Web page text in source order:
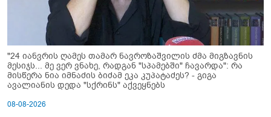
"24 იანვრის ღამეს თამარ ნავროზაშვილის ძმა მიგზავნის
მესიჯს... მე ვერ ვნახე, რადგან "სპამებში" ჩავარდა": რა
მისწერა ნია იმნაძის ბიძამ ეკა კუპატაძეს? - გიგა
ავალიანის დედა "სქრინს" აქვეყნებს
08-08-2026